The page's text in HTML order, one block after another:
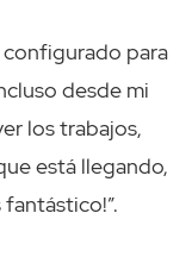
para
desde mi
los trabajos,
está llegando,
fantástico!”.